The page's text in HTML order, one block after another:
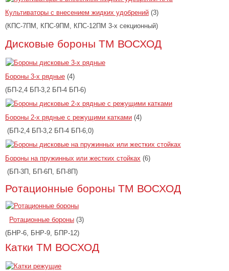
Культиваторы с внесением жидких удобрений (3)
(КПС-7ПМ, КПС-9ПМ, КПС-12ПМ 3-х секционный)
Дисковые бороны ТМ ВОСХОД
Бороны 3-х рядные (4)
(БП-2,4 БП-3,2 БП-4 БП-6)
Бороны 2-х рядные с режущими катками (4)
(БП-2,4 БП-3,2 БП-4 БП-6,0)
Бороны на пружинных или жестких стойках (6)
(БП-3П, БП-6П, БП-8П)
Ротационные бороны ТМ ВОСХОД
Ротационные бороны (3)
(БНР-6, БНР-9, БПР-12)
Катки ТМ ВОСХОД